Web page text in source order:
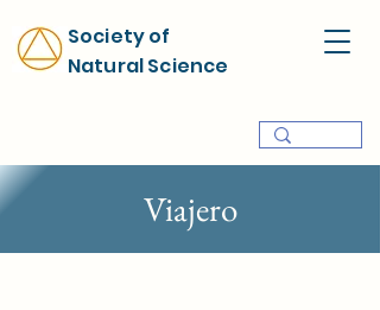
Society of
Natural Science
Viajero